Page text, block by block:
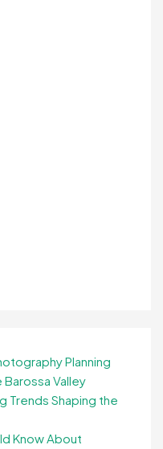
Planning
Valley
Trends Shaping the
Know About